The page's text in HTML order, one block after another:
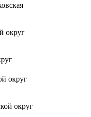
округ
округ
округ